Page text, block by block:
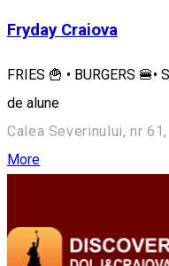
Fryday Craiova
FRIES 🍟 • BURGERS
de alune
Calea Severinului, nr
More